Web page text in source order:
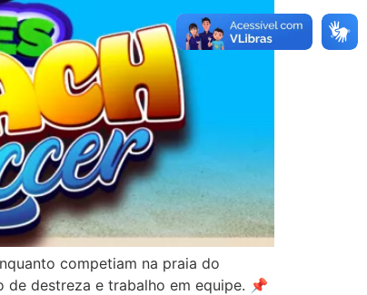
competiam na praia do
de destreza e trabalho em equipe. 📌